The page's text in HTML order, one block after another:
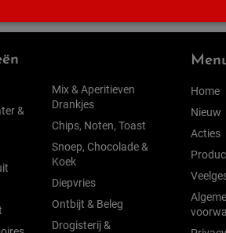
&
Mix & Aperitieven
Drankjes
Chips, Noten, Toast
Snoep, Chocolade &
Koek
Diepvries
Ontbijt & Beleg
Drogisterij &
Home
Nieuw
Acties